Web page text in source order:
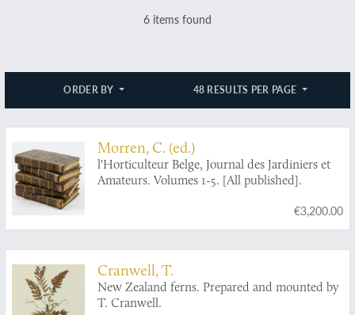
6 items found
ORDER BY 48 RESULTS PER PAGE
Morren, C. (ed.)
l'Horticulteur Belge, Journal des Jardiniers et
Amateurs. Volumes 1-5. [All published].
€3,200.00
Cranwell, T.
New Zealand ferns. Prepared and mounted by
T. Cranwell.